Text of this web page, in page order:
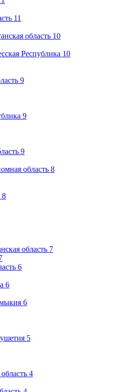
11
область 10
Республика 10
9
9
9
область 8
8
область 7
6
6
6
5
4